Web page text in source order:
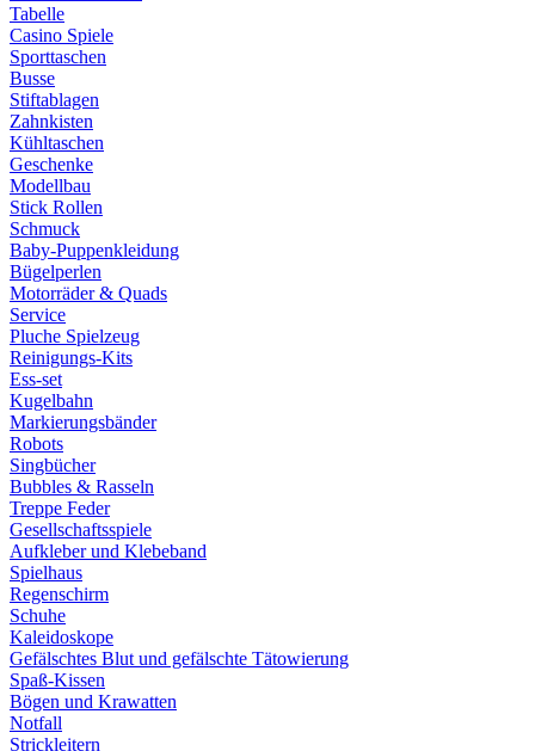
Tabelle
Casino Spiele
Sporttaschen
Busse
Stiftablagen
Zahnkisten
Kühltaschen
Geschenke
Modellbau
Stick Rollen
Schmuck
Baby-Puppenkleidung
Bügelperlen
Motorräder & Quads
Service
Pluche Spielzeug
Reinigungs-Kits
Ess-set
Kugelbahn
Markierungsbänder
Robots
Singbücher
Bubbles & Rasseln
Treppe Feder
Gesellschaftsspiele
Aufkleber und Klebeband
Spielhaus
Regenschirm
Schuhe
Kaleidoskope
Gefälschtes Blut und gefälschte Tätowierung
Spaß-Kissen
Bögen und Krawatten
Notfall
Strickleitern